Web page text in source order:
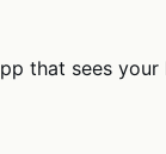
that sees your